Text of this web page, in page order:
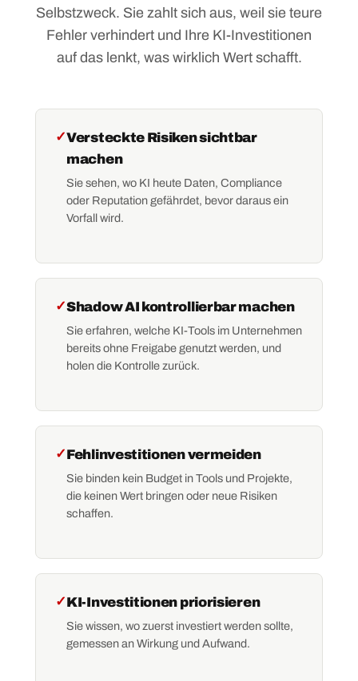
Selbstzweck. Sie zahlt sich aus, weil sie teure
Fehler verhindert und Ihre KI-Investitionen
auf das lenkt, was wirklich Wert schafft.
✓Versteckte Risiken sichtbar
machen
Sie sehen, wo KI heute Daten, Compliance
oder Reputation gefährdet, bevor daraus ein
Vorfall wird.
✓Shadow AI kontrollierbar machen
Sie erfahren, welche KI-Tools im Unternehmen
bereits ohne Freigabe genutzt werden, und
holen die Kontrolle zurück.
✓Fehlinvestitionen vermeiden
Sie binden kein Budget in Tools und Projekte,
die keinen Wert bringen oder neue Risiken
schaffen.
✓KI-Investitionen priorisieren
Sie wissen, wo zuerst investiert werden sollte,
gemessen an Wirkung und Aufwand.